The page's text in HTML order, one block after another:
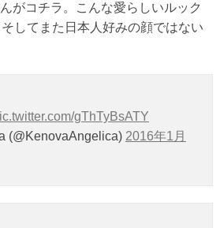
がコチラ。こんな愛らしいルック
してまた日本人好みの顔ではない
gThTyBsATY
(@KenovaAngelica) 2016年1月